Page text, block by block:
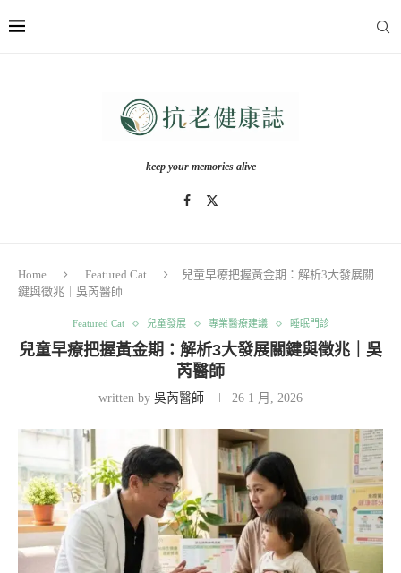
keep your memories alive
Home Featured Cat
兒童早療把握黃金期：解析3大發展關
鍵與徵兆｜吳芮醫師
Featured Cat 兒童發展 專業醫療建議 睡眠門診
兒童早療把握黃金期：解析3大發展關鍵與徵兆｜吳
芮醫師
written by 吳芮醫師 26 1 月, 2026